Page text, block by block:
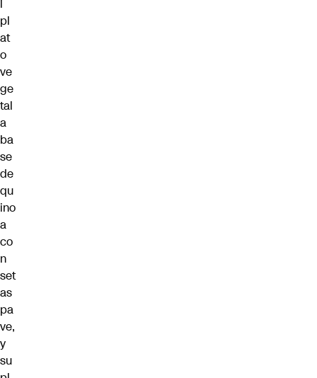
l
pl
at
o
ve
ge
tal
a
ba
se
de
qu
ino
a
co
n
set
as
pa
ve,
y
su